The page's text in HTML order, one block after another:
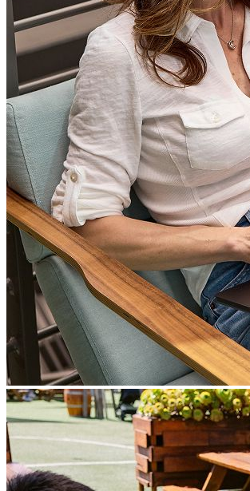
招待制でサービス開始
紹介制によるセルフサービス型広告プ
を開始。